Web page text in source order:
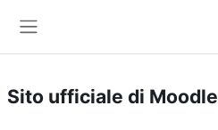
Sito ufficiale di Moodle